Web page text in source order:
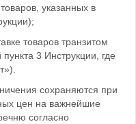
указанных в
товаров транзитом
3 Инструкции, где
сохраняются при
цен на важнейшие
согласно